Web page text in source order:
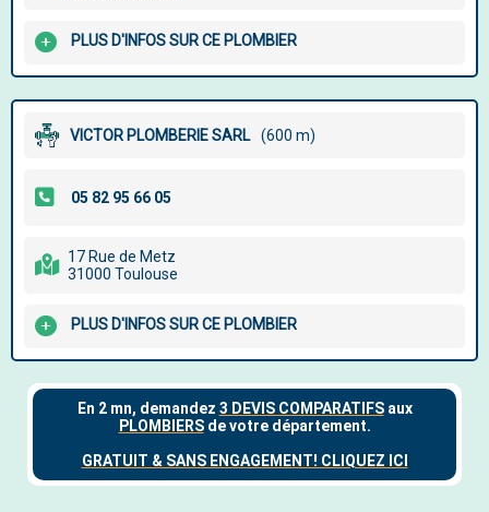
PLUS D'INFOS SUR CE PLOMBIER
VICTOR PLOMBERIE SARL (600 m)
17 Rue de Metz
31000 Toulouse
PLUS D'INFOS SUR CE PLOMBIER